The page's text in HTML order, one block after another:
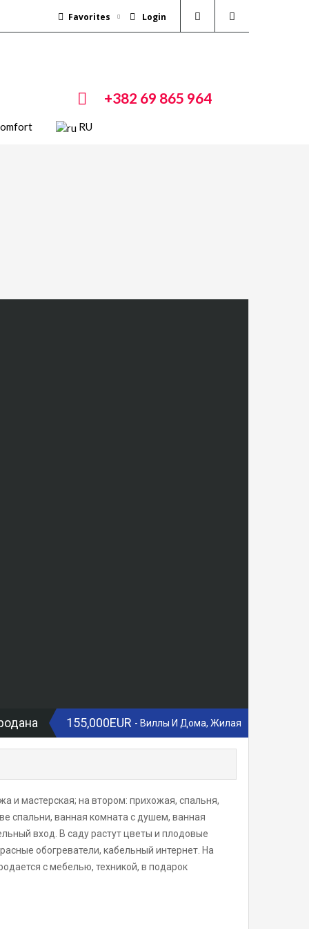
Favorites Login
+382 69 865 964
RU
155,000EUR - Виллы И Дома, Жилая
и мастерская; на втором: прихожая, спальня,
спальни, ванная комната с душем, ванная
вход. В саду растут цветы и плодовые
обогреватели, кабельный интернет. На
с мебелью, техникой, в подарок